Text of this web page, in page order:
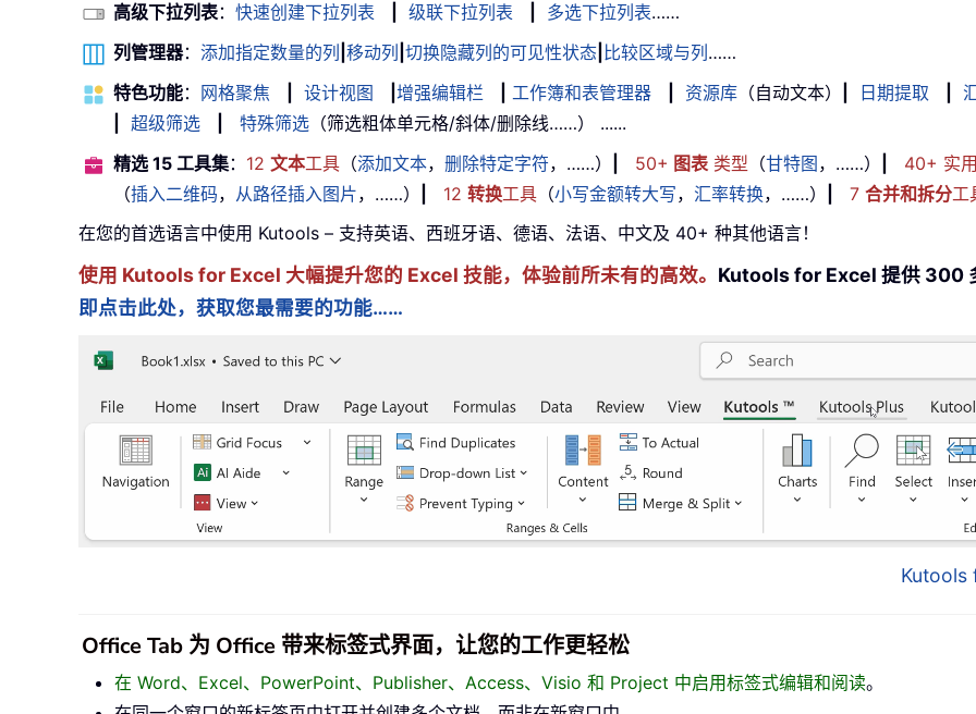
高级下拉列表： 快速创建下拉列表 级联下拉列表 多选下拉列表……
列管理器： 添加指定数量的列 移动列 切换隐藏列的可见性状态 比较区域与列 ……
特色功能： 网格聚焦 设计视图 增强编辑栏 工作簿和表管理器 资源库 （自动文本） 日期提取
超级筛选 特殊筛选 （筛选粗体单元格/斜体/删除线……） ......
精选 15 工具集： 12 文本工具 （添加文本， 删除特定字符，……） 50+ 图表类型 （甘特图 ，……） 40+ 实用
（插入二维码， 从路径插入图片，……） 12 转换工具 （小写金额转大写， 汇率转换，……） 7 合并和拆分工
在您的首选语言中使用 Kutools – 支持英语、西班牙语、德语、法语、中文及 40+ 种其他语言！
使用 Kutools for Excel 大幅提升您的 Excel 技能，体验前所未有的高效。 Kutools for Excel 提供 300
即点击此处，获取您最需要的功能……
Kutools
Office Tab 为 Office 带来标签式界面，让您的工作更轻松
在 Word、Excel、PowerPoint、Publisher、Access、Visio 和 Project 中启用标签式编辑和阅读。